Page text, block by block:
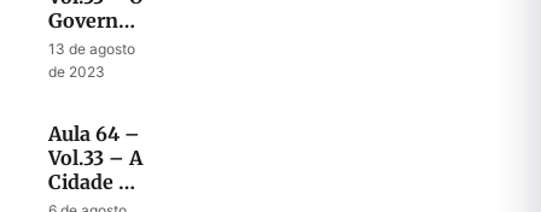
Governo
de Jesus
com Vara
13 de agosto
de 2023
Aula 64 –
Vol.33 – A
Cidade do
Grande